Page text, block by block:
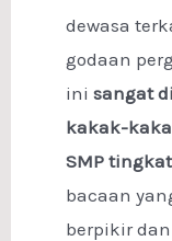
dewasa
godaan
ini sangat
kakak-
SMP
bacaan
berpikir